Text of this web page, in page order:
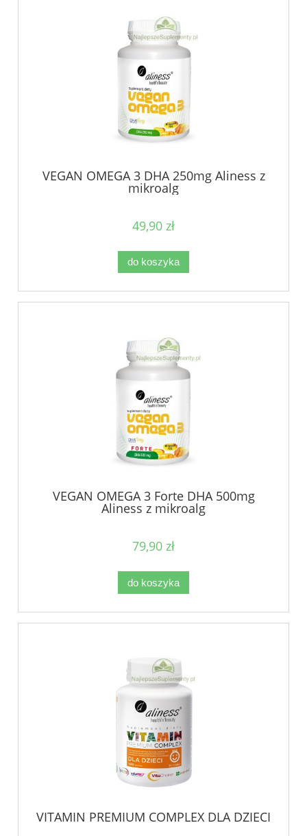
VEGAN OMEGA 3 DHA 250mg Aliness z
mikroalg
49,90 zł
do koszyka
VEGAN OMEGA 3 Forte DHA 500mg
Aliness z mikroalg
79,90 zł
do koszyka
VITAMIN PREMIUM COMPLEX DLA DZIECI